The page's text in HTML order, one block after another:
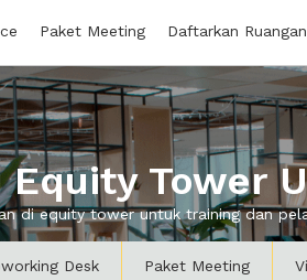
Paket Meeting Daftarkan Ruangan
Equity Tower
di equity tower untuk training dan
Desk Paket Meeting